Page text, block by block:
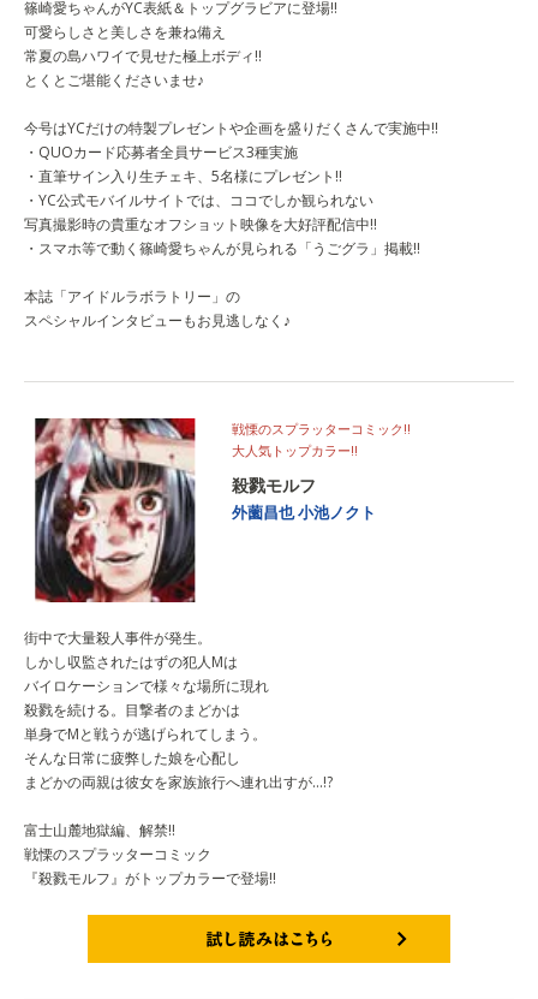
篠崎愛ちゃんがYC表紙＆トップグラビアに登場!!
可愛らしさと美しさを兼ね備え
常夏の島ハワイで見せた極上ボディ!!
とくとご堪能くださいませ♪
今号はYCだけの特製プレゼントや企画を盛りだくさんで実施中!!
・QUOカード応募者全員サービス3種実施
・直筆サイン入り生チェキ、5名様にプレゼント!!
・YC公式モバイルサイトでは、ココでしか観られない
写真撮影時の貴重なオフショット映像を大好評配信中!!
・スマホ等で動く篠崎愛ちゃんが見られる「うごグラ」掲載!!
本誌「アイドルラボラトリー」の
スペシャルインタビューもお見逃しなく♪
戦慄のスプラッターコミック!!
大人気トップカラー!!
殺戮モルフ
外薗昌也小池ノクト
街中で大量殺人事件が発生。
しかし収監されたはずの犯人Mは
バイロケーションで様々な場所に現れ
殺戮を続ける。目撃者のまどかは
単身でMと戦うが逃げられてしまう。
そんな日常に疲弊した娘を心配し
まどかの両親は彼女を家族旅行へ連れ出すが…!?
富士山麓地獄編、解禁!!
戦慄のスプラッターコミック
『殺戮モルフ』がトップカラーで登場!!